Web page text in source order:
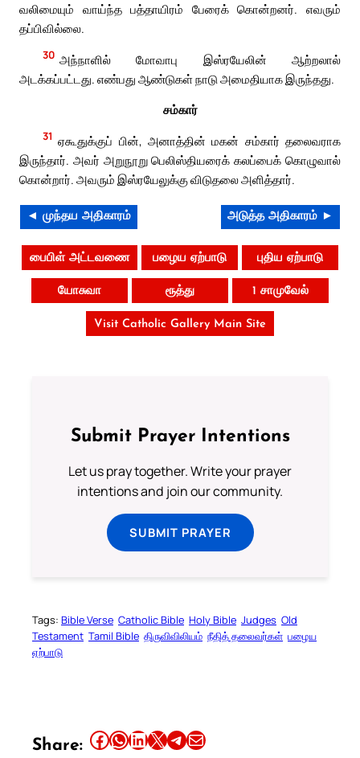
வலிமையும் வாய்ந்த பத்தாயிரம் பேரைக் கொன்றனர். எவரும்
தப்பிவில்லை.
30 அந்நாளில் மோவாபு இஸ்ரயேலின் ஆற்றலால்
அடக்கப்பட்டது. எண்பது ஆண்டுகள் நாடு அமைதியாக இருந்தது.
சம்கார்
31 ஏகூதுக்குப் பின், அனாத்தின் மகன் சம்கார் தலைவராக
இருந்தார். அவர் அறுநூறு பெலிஸ்தியரைக் கலப்பைக் கொழுவால்
கொன்றார். அவரும் இஸ்ரயேலுக்கு விடுதலை அளித்தார்.
◄ முந்தய அதிகாரம் அடுத்த அதிகாரம் ►
பைபிள் அட்டவணை பழைய ஏற்பாடு புதிய ஏற்பாடு
யோசுவா ரூத்து 1 சாமுவேல்
Visit Catholic Gallery Main Site
Submit Prayer Intentions
Let us pray together. Write your prayer
intentions and join our community.
SUBMIT PRAYER
Tags: Bible Verse Catholic Bible Holy Bible Judges Old
Testament Tamil Bible திருவிவிலியம் நீதித் தலைவர்கள் பழைய
ஏற்பாடு
Share: Share this article on Facebook Share this article on WhatsApp Share this article on LinkedIn Share this article on X Share this article on TelegramEmail this Article